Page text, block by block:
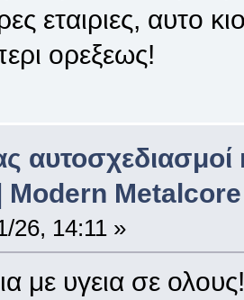
εταιριες, αυτο
ορεξεως!
αυτοσχεδιασμοί
Modern
26, 14:11 »
με υγεια σε